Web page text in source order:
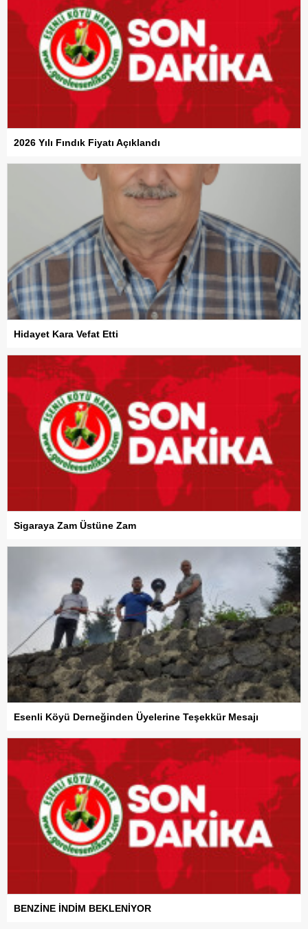
2026 Yılı Fındık Fiyatı Açıklandı
Hidayet Kara Vefat Etti
Sigaraya Zam Üstüne Zam
Esenli Köyü Derneğinden Üyelerine Teşekkür Mesajı
BENZİNE İNDİM BEKLENİYOR